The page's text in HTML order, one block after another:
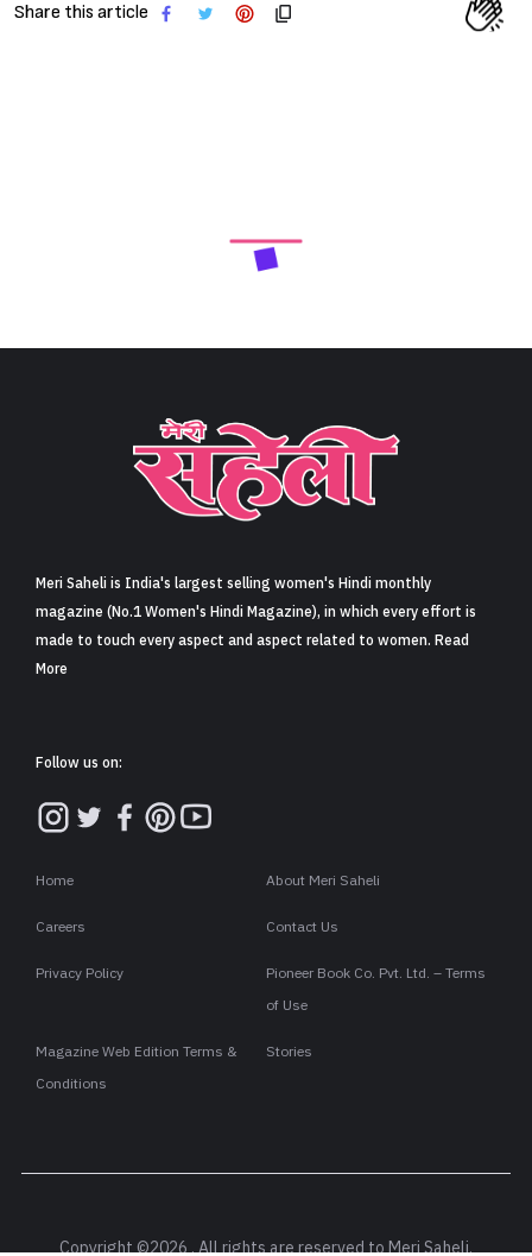
Share this article
Meri Saheli is India's largest selling women's Hindi monthly
magazine (No.1 Women's Hindi Magazine), in which every effort is
made to touch every aspect and aspect related to women. Read
More
Follow us on:
Home About Meri Saheli
Careers Contact Us
Privacy Policy
Pioneer Book Co. Pvt. Ltd. – Terms
of Use
Magazine Web Edition Terms &
Conditions
Stories
Copyright ©2026 . All rights are reserved to Meri Saheli.